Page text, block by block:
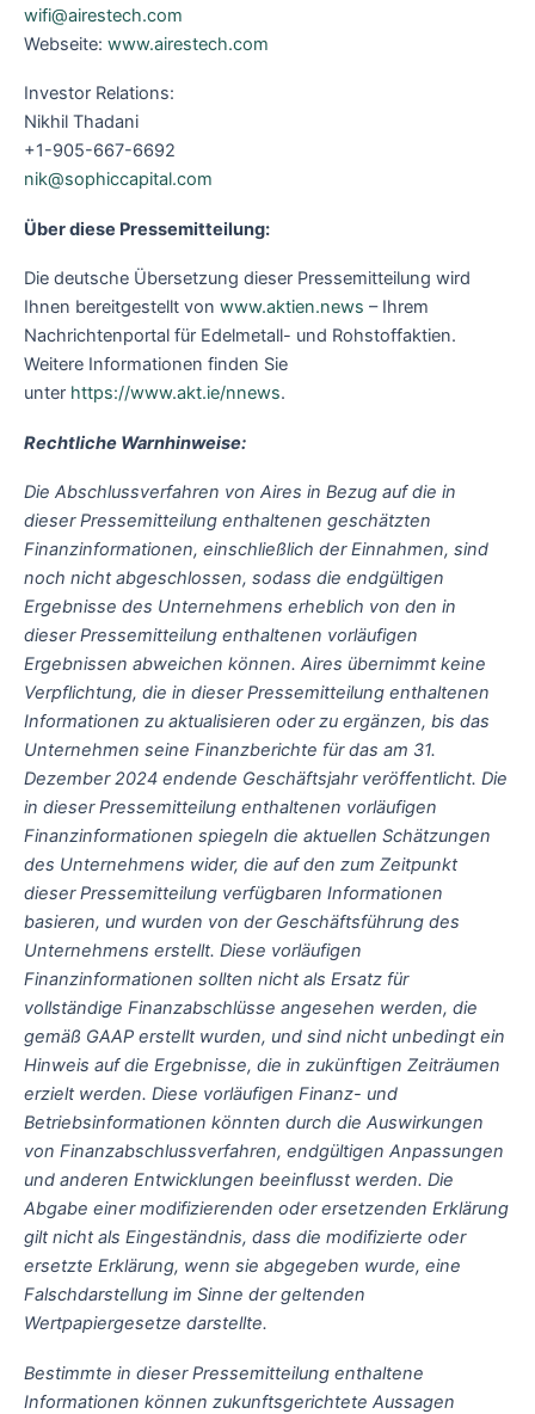
wifi@airestech.com
Webseite: www.airestech.com
Investor Relations:
Nikhil Thadani
+1-905-667-6692
nik@sophiccapital.com
Über diese Pressemitteilung:
Die deutsche Übersetzung dieser Pressemitteilung wird
Ihnen bereitgestellt von www.aktien.news – Ihrem
Nachrichtenportal für Edelmetall- und Rohstoffaktien.
Weitere Informationen finden Sie
unter https://www.akt.ie/nnews.
Rechtliche Warnhinweise:
Die Abschlussverfahren von Aires in Bezug auf die in
dieser Pressemitteilung enthaltenen geschätzten
Finanzinformationen, einschließlich der Einnahmen, sind
noch nicht abgeschlossen, sodass die endgültigen
Ergebnisse des Unternehmens erheblich von den in
dieser Pressemitteilung enthaltenen vorläufigen
Ergebnissen abweichen können. Aires übernimmt keine
Verpflichtung, die in dieser Pressemitteilung enthaltenen
Informationen zu aktualisieren oder zu ergänzen, bis das
Unternehmen seine Finanzberichte für das am 31.
Dezember 2024 endende Geschäftsjahr veröffentlicht. Die
in dieser Pressemitteilung enthaltenen vorläufigen
Finanzinformationen spiegeln die aktuellen Schätzungen
des Unternehmens wider, die auf den zum Zeitpunkt
dieser Pressemitteilung verfügbaren Informationen
basieren, und wurden von der Geschäftsführung des
Unternehmens erstellt. Diese vorläufigen
Finanzinformationen sollten nicht als Ersatz für
vollständige Finanzabschlüsse angesehen werden, die
gemäß GAAP erstellt wurden, und sind nicht unbedingt ein
Hinweis auf die Ergebnisse, die in zukünftigen Zeiträumen
erzielt werden. Diese vorläufigen Finanz- und
Betriebsinformationen könnten durch die Auswirkungen
von Finanzabschlussverfahren, endgültigen Anpassungen
und anderen Entwicklungen beeinflusst werden. Die
Abgabe einer modifizierenden oder ersetzenden Erklärung
gilt nicht als Eingeständnis, dass die modifizierte oder
ersetzte Erklärung, wenn sie abgegeben wurde, eine
Falschdarstellung im Sinne der geltenden
Wertpapiergesetze darstellte.
Bestimmte in dieser Pressemitteilung enthaltene
Informationen können zukunftsgerichtete Aussagen